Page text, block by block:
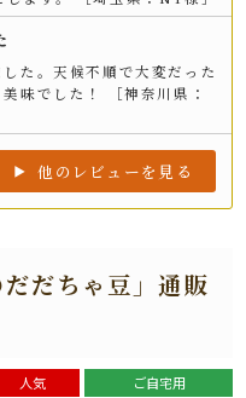
た。天候不順で大変だった
味でした！ ［神奈川県：
他のレビューを見る
だちゃ豆」通販
人気 ご自宅用